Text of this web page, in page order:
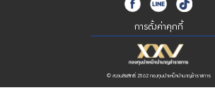
การตั้งค่าคุกกี้
© สงวนลิขสิทธิ์ 2562 กองทุนบำเหน็จบำนาญข้าราชการ